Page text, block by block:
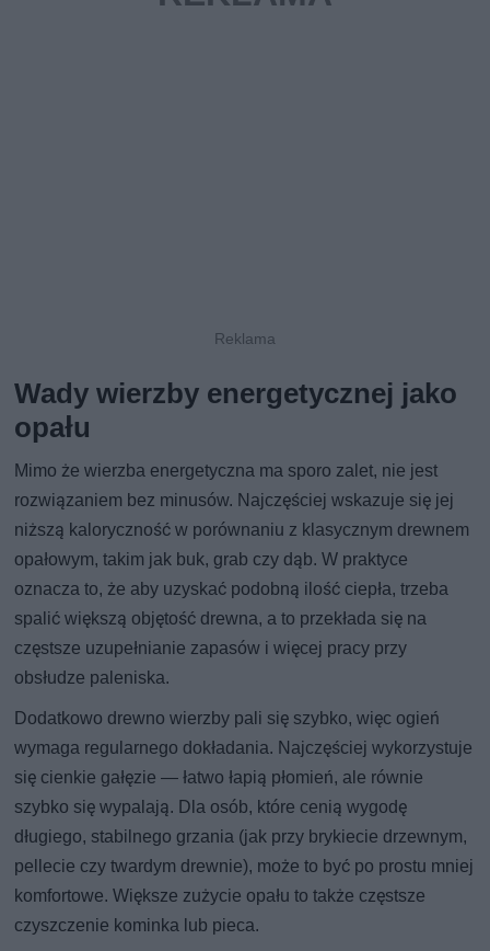
Wady wierzby energetycznej jako
opału
Mimo że wierzba energetyczna ma sporo zalet, nie jest
rozwiązaniem bez minusów. Najczęściej wskazuje się jej
niższą kaloryczność w porównaniu z klasycznym drewnem
opałowym, takim jak buk, grab czy dąb. W praktyce
oznacza to, że aby uzyskać podobną ilość ciepła, trzeba
spalić większą objętość drewna, a to przekłada się na
częstsze uzupełnianie zapasów i więcej pracy przy
obsłudze paleniska.
Dodatkowo drewno wierzby pali się szybko, więc ogień
wymaga regularnego dokładania. Najczęściej wykorzystuje
się cienkie gałęzie — łatwo łapią płomień, ale równie
szybko się wypalają. Dla osób, które cenią wygodę
długiego, stabilnego grzania (jak przy brykiecie drzewnym,
pellecie czy twardym drewnie), może to być po prostu mniej
komfortowe. Większe zużycie opału to także częstsze
czyszczenie kominka lub pieca.